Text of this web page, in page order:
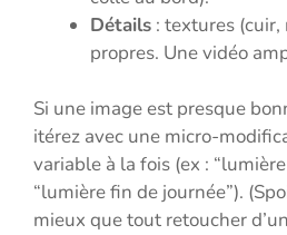
Détails : textures
propres. Une vidéo
Si une image est presque
itérez avec une micro-
variable à la fois (ex :
“lumière fin de journée”).
mieux que tout retoucher